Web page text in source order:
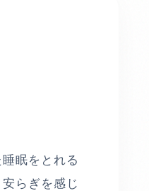
眠をとれる
らぎを感じ